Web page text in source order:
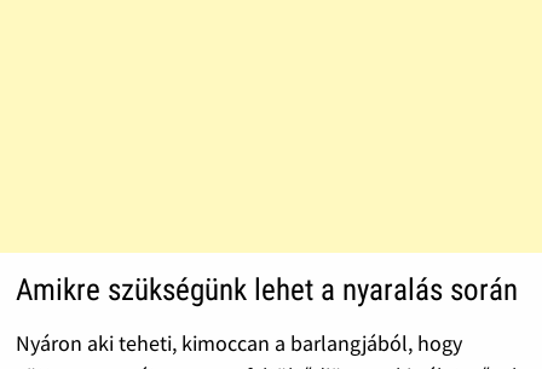
Amikre szükségünk lehet a nyaralás során
Nyáron aki teheti, kimoccan a barlangjából, hogy